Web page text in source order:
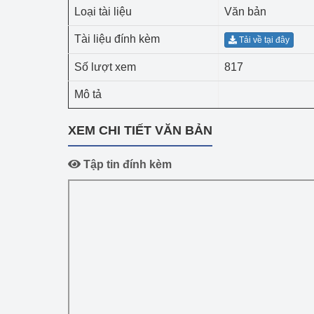
Công Thương -
Chuyển đổi số
Lịch sử phát triển
Phát triển nguồn
Loại tài liệu Văn bản
Tài liệu đính kèm Tải về tại đây
Số lượt xem 817
Mô tả
XEM CHI TIẾT VĂN BẢN
Tập tin đính kèm